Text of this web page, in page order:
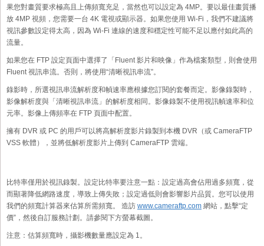
果您對畫質要求極高且上傳頻寬充足，當然也可以設定為 4MP。要以最佳畫質播
放 4MP 視頻，您需要一台 4K 電視或顯示器。如果您使用 Wi-Fi，我們不建議將
視訊參數設定得太高，因為 Wi-Fi 連線的速度和穩定性可能不足以應付如此高的
流量。
如果您在 FTP 設定頁面中選擇了「Fluent 影片和映像」作為檔案類型，則會使用
Fluent 視訊串流。否則，將使用“清晰視訊串流”。
錄影時，所選視訊串流解析度和幀速率應根據您訂閱的套餐而定。影像錄製時，
影像解析度與「清晰視訊串流」的解析度相同。影像錄製不使用視訊幀速率和位
元率。影像上傳頻率在 FTP 頁面中配置。
擁有 DVR 或 PC 的用戶可以將高解析度影片錄製到本機 DVR（或 CameraFTP
VSS 軟體），並將低解析度影片上傳到 CameraFTP 雲端。
比特率僅用於視訊錄製。設定比特率要注意一點：設定過高會佔用過多頻寬，從
而顯著降低網路速度，導致上傳失敗；設定過低則會影響影片品質。您可以使用
我們的頻寬計算器來估算所需頻寬。 造訪 www.cameraftp.com 網站，點擊“定
價”，然後自訂服務計劃。請參閱下方螢幕截圖。
注意：估算頻寬時，攝影機數量應設定為 1。